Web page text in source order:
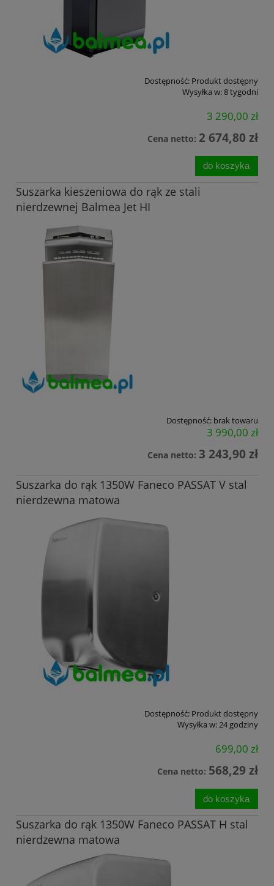
Dostępność: Produkt dostępny
Wysyłka w:8 tygodni
3 290,00 zł
Cena netto: 2 674,80 zł
do koszyka
Suszarka kieszeniowa do rąk ze stali
nierdzewnej Balmea Jet HI
Dostępność: brak towaru
3 990,00 zł
Cena netto: 3 243,90 zł
Suszarka do rąk 1350W Faneco PASSAT V stal
nierdzewna matowa
Dostępność: Produkt dostępny
Wysyłka w:24 godziny
699,00 zł
Cena netto: 568,29 zł
do koszyka
Suszarka do rąk 1350W Faneco PASSAT H stal
nierdzewna matowa